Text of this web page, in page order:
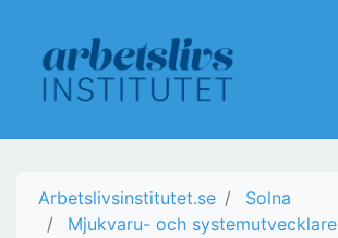
Arbetslivsinstitutet.se
Solna
Mjukvaru- och systemutvecklare